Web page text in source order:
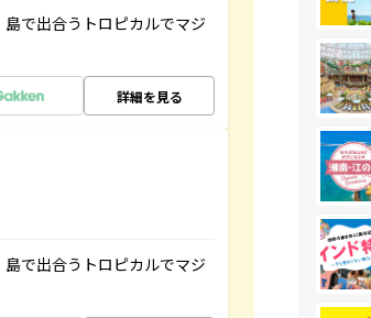
で出合うトロピカルでマジ
詳細を見る
で出合うトロピカルでマジ